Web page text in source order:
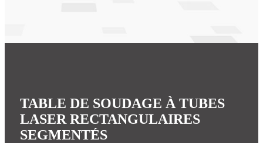
TABLE DE SOUDAGE À TUBES
LASER RECTANGULAIRES
SEGMENTÉS